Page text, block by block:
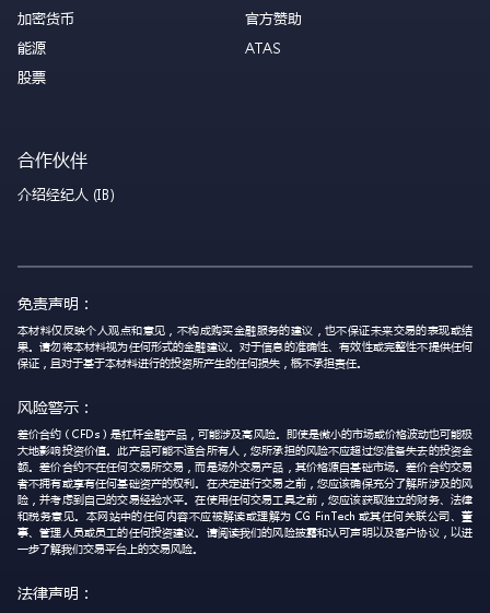
加密货币
能源
股票
官方赞助
ATAS
合作伙伴
介绍经纪人 (IB)
免责声明：
本材料仅反映个人观点和意见，不构成购买金融服务的建议，也不保证未来交易的表现或结
果。请勿将本材料视为任何形式的金融建议。对于信息的准确性、有效性或完整性不提供任何
保证，且对于基于本材料进行的投资所产生的任何损失，概不承担责任。
风险警示：
差价合约（CFDs）是杠杆金融产品，可能涉及高风险。即使是微小的市场或价格波动也可能极
大地影响投资价值。此产品可能不适合所有人，您所承担的风险不应超过您准备失去的投资金
额。差价合约不在任何交易所交易，而是场外交易产品，其价格源自基础市场。差价合约交易
者不拥有或享有任何基础资产的权利。在决定进行交易之前，您应该确保充分了解所涉及的风
险，并考虑到自己的交易经验水平。在使用任何交易工具之前，您应该获取独立的财务、法律
和税务意见。本网站中的任何内容不应被解读或理解为 CG FinTech 或其任何关联公司、董
事、管理人员或员工的任何投资建议。请阅读我们的风险披露和认可声明以及客户协议，以进
一步了解我们交易平台上的交易风险。
法律声明：